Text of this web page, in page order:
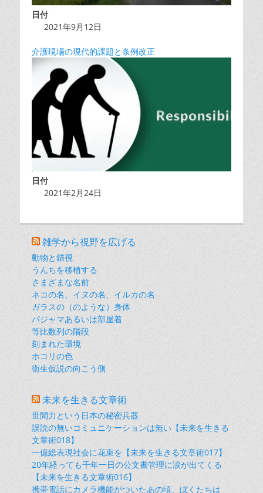
日付
2021年9月12日
介護現場の現代的課題と条例改正
日付
2021年2月24日
雑学から視野を広げる
動物と錯視
うんちを移植する
さまざまな名前
ネコの名、イヌの名、イルカの名
ガラスの（のような）身体
パジャマあるいは部屋着
等比数列の階段
刻まれた環境
ホコリの色
衛生仮説の向こう側
未来を生きる文章術
世間力という日本の秘密兵器
誤読の無いコミュニケーションは無い【未来を生きる
文章術018】
一億総表現社会に花束を【未来を生きる文章術017】
20年経っても千年一日の公文書管理に涙が出てくる
【未来を生きる文章術016】
携帯電話にカメラ機能がついたあの頃、ぼくたちは